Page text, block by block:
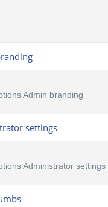
settings